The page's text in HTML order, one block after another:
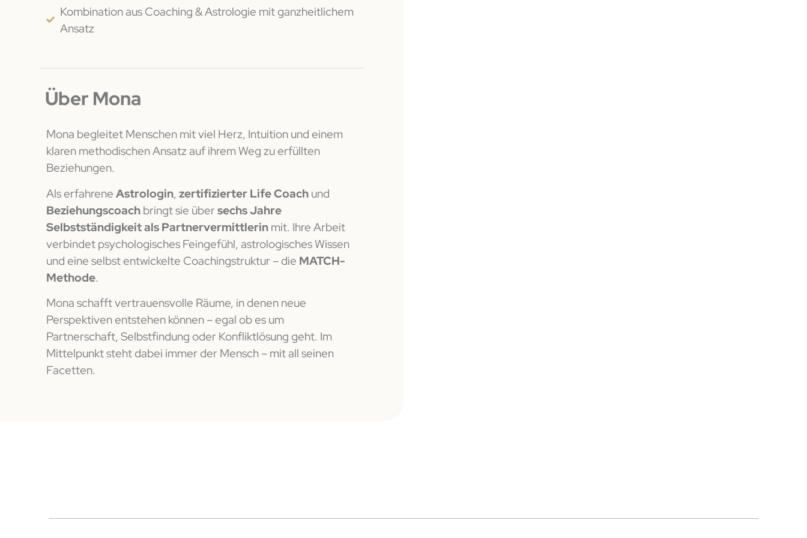
Kombination aus Coaching & Astrologie mit ganzheitlichem
Ansatz
Über Mona
Mona begleitet Menschen mit viel Herz, Intuition und einem
klaren methodischen Ansatz auf ihrem Weg zu erfüllten
Beziehungen.
Als erfahreneAstrologin,zertifizierter Life Coachund
Beziehungscoachbringt sie übersechs Jahre
Selbstständigkeit als Partnervermittlerinmit. Ihre Arbeit
verbindet psychologisches Feingefühl, astrologisches Wissen
und eine selbst entwickelte Coachingstruktur – die MATCH-
Methode.
Mona schafft vertrauensvolle Räume, in denen neue
Perspektiven entstehen können – egal ob es um
Partnerschaft, Selbstfindung oder Konfliktlösung geht. Im
Mittelpunkt steht dabei immer der Mensch – mit all seinen
Facetten.